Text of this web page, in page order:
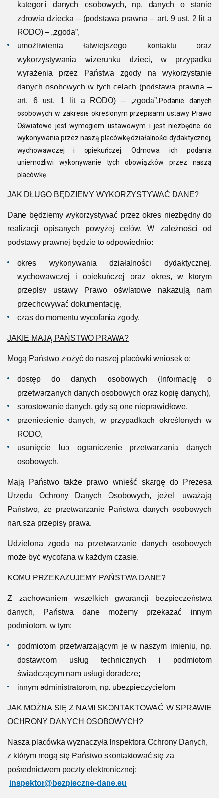
kategorii danych osobowych, np. danych o stanie
zdrowia dziecka – (podstawa prawna – art. 9 ust. 2 lit a
RODO) – „zgoda”,
umożliwienia łatwiejszego kontaktu oraz
wykorzystywania wizerunku dzieci, w przypadku
wyrażenia przez Państwa zgody na wykorzystanie
danych osobowych w tych celach (podstawa prawna –
art. 6 ust. 1 lit a RODO) – „zgoda”.Podanie danych
osobowych w zakresie określonym przepisami ustawy Prawo
Oświatowe jest wymogiem ustawowym i jest niezbędne do
wykonywania przez naszą placówkę działalności dydaktycznej,
wychowawczej i opiekuńczej. Odmowa ich podania
uniemożliwi wykonywanie tych obowiązków przez naszą
placówkę.
JAK DŁUGO BĘDZIEMY WYKORZYSTYWAĆ DANE?
Dane będziemy wykorzystywać przez okres niezbędny do
realizacji opisanych powyżej celów. W zależności od
podstawy prawnej będzie to odpowiednio:
okres wykonywania działalności dydaktycznej,
wychowawczej i opiekuńczej oraz okres, w którym
przepisy ustawy Prawo oświatowe nakazują nam
przechowywać dokumentację,
czas do momentu wycofania zgody.
JAKIE MAJĄ PAŃSTWO PRAWA?
Mogą Państwo złożyć do naszej placówki wniosek o:
dostęp do danych osobowych (informację o
przetwarzanych danych osobowych oraz kopię danych),
sprostowanie danych, gdy są one nieprawidłowe,
przeniesienie danych, w przypadkach określonych w
RODO,
usunięcie lub ograniczenie przetwarzania danych
osobowych.
Mają Państwo także prawo wnieść skargę do Prezesa
Urzędu Ochrony Danych Osobowych, jeżeli uważają
Państwo, że przetwarzanie Państwa danych osobowych
narusza przepisy prawa.
Udzielona zgoda na przetwarzanie danych osobowych
może być wycofana w każdym czasie.
KOMU PRZEKAZUJEMY PAŃSTWA DANE?
Z zachowaniem wszelkich gwarancji bezpieczeństwa
danych, Państwa dane możemy przekazać innym
podmiotom, w tym:
podmiotom przetwarzającym je w naszym imieniu, np.
dostawcom usług technicznych i podmiotom
świadczącym nam usługi doradcze;
innym administratorom, np. ubezpieczycielom
JAK MOŻNA SIĘ Z NAMI SKONTAKTOWAĆ W SPRAWIE
OCHRONY DANYCH OSOBOWYCH?
Nasza placówka wyznaczyła Inspektora Ochrony Danych,
z którym mogą się Państwo skontaktować się za
pośrednictwem poczty elektronicznej:
inspektor@bezpieczne-dane.eu